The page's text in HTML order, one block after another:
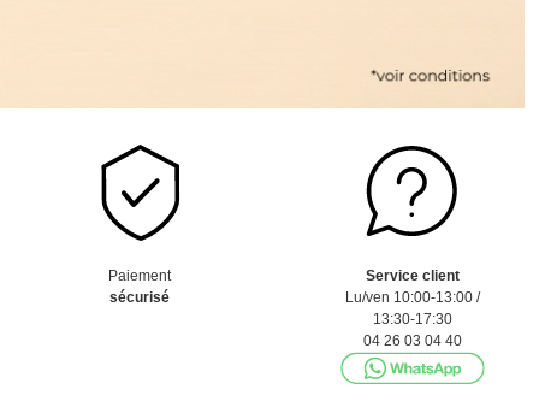
Paiement
sécurisé
Service client
Lu/ven 10:00-13:00 /
13:30-17:30
04 26 03 04 40